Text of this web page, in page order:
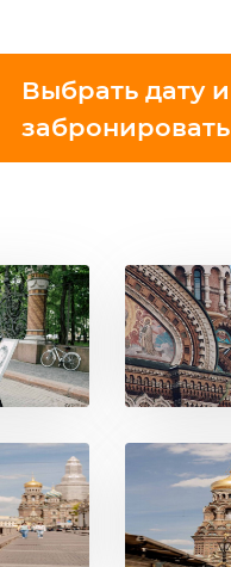
Выбрать дату и
забронировать